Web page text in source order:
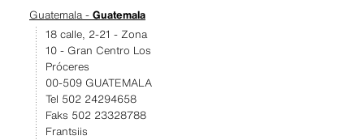
Guatemala - Guatemala
18 calle, 2-21 - Zona
10 - Gran Centro Los
Próceres
00-509 GUATEMALA
Tel 502 24294658
Faks 502 23328788
Frantsiis